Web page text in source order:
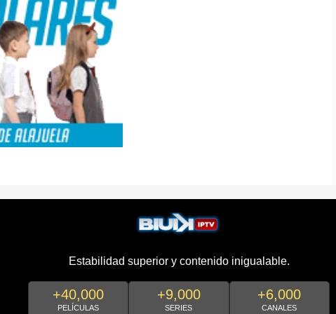
Estabilidad superior y contenido inigualable.
+40,000
PELÍCULAS
+9,000
SERIES
+6,000
CANALES